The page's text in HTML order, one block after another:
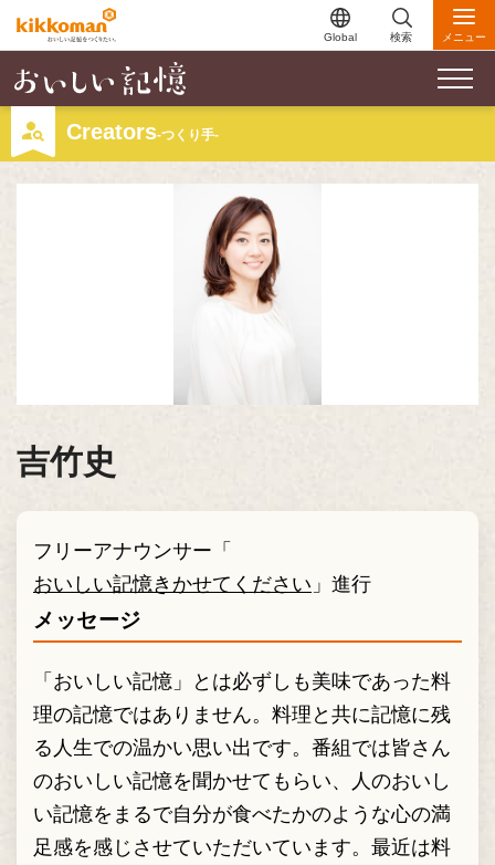
Global 検索 メニュー
Creators-つくり手-
吉竹史
フリーアナウンサー「
おいしい記憶きかせてください 」進行
メッセージ
「おいしい記憶」とは必ずしも美味であった料
理の記憶ではありません。料理と共に記憶に残
る人生での温かい思い出です。番組では皆さん
のおいしい記憶を聞かせてもらい、人のおいし
い記憶をまるで自分が食べたかのような心の満
足感を感じさせていただいています。最近は料